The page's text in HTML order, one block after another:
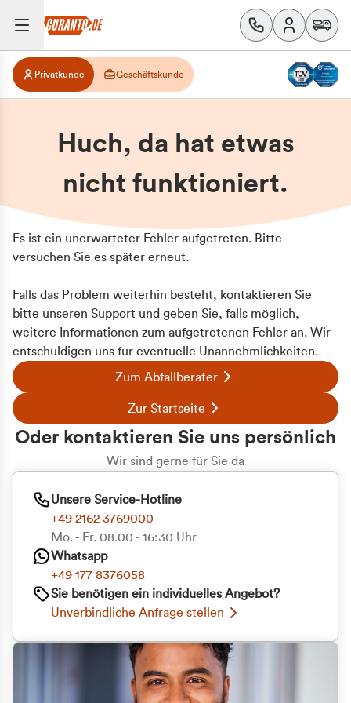
Zustimmung
Wir verwenden Cookies, um Inhalte und Anzeigen
zu personalisieren, Funktionen für soziale Medien
anbieten zu können und die Zugriffe auf unsere
Privatkunde Geschäftskunde
Huch, da hat etwas
nicht funktioniert.
Es ist ein unerwarteter Fehler aufgetreten. Bitte
versuchen Sie es später erneut.
Falls das Problem weiterhin besteht, kontaktieren Sie
bitte unseren Support und geben Sie, falls möglich,
weitere Informationen zum aufgetretenen Fehler an. Wir
entschuldigen uns für eventuelle Unannehmlichkeiten.
Zum Abfallberater
Zur Startseite
Oder kontaktieren Sie uns persönlich
Wir sind gerne für Sie da
Unsere Service-Hotline
+49 2162 3769000
Mo. - Fr. 08.00 - 16:30 Uhr
Whatsapp
+49 177 8376058
Sie benötigen ein individuelles Angebot?
Unverbindliche Anfrage stellen